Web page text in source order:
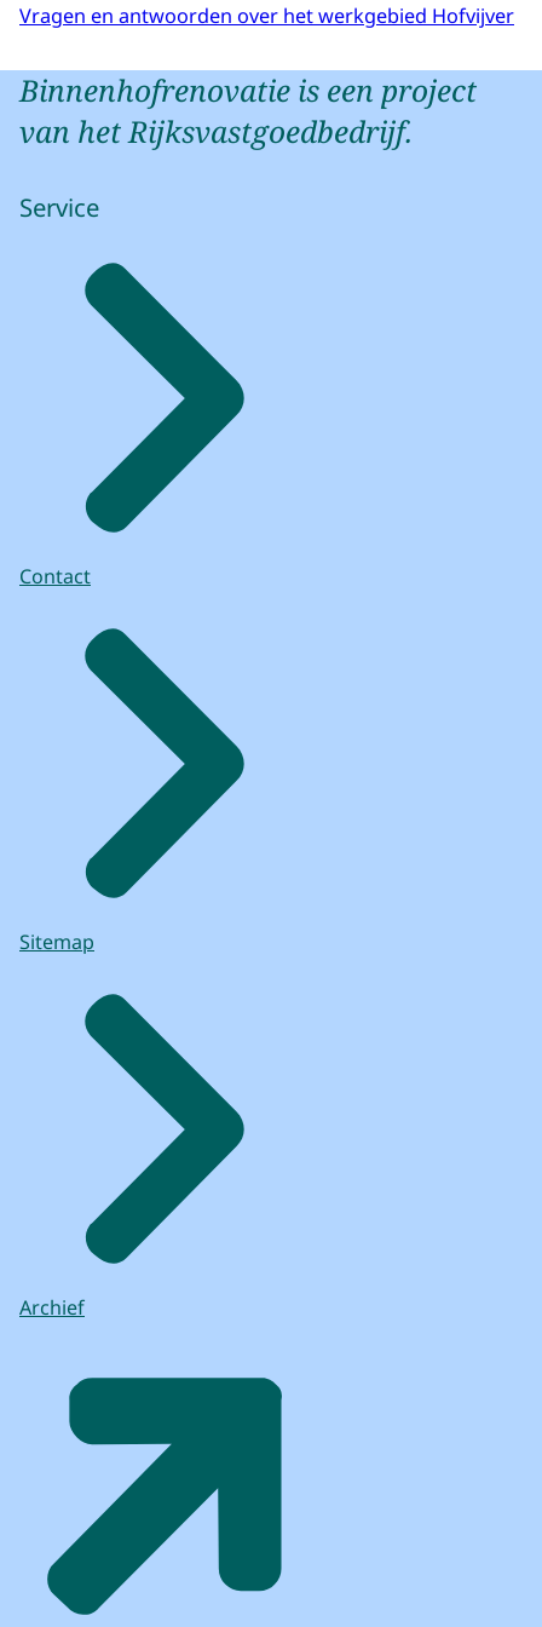
Vragen en antwoorden over het werkgebied Hofvijver
Binnenhofrenovatie is een project
van het Rijksvastgoedbedrijf.
Service
Contact
Sitemap
Archief